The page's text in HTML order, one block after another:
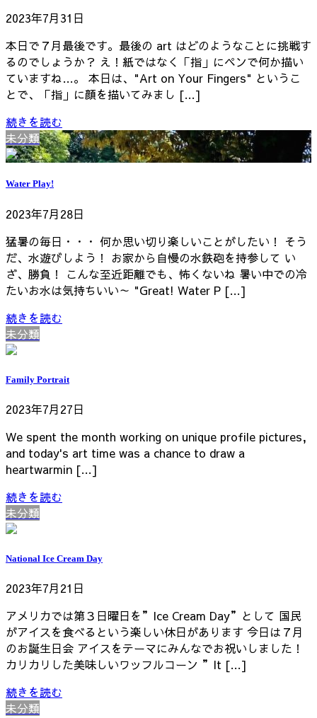
2023年7月31日
本日で７月最後です。最後の art はどのようなことに挑戦す
るのでしょうか？ え！紙ではなく「指」にペンで何か描い
ていますね…。 本日は、"Art on Your Fingers" というこ
とで、「指」に顔を描いてみまし […]
続きを読む
未分類
Water Play!
2023年7月28日
猛暑の毎日・・・ 何か思い切り楽しいことがしたい！ そう
だ、水遊びしよう！ お家から自慢の水鉄砲を持参して い
ざ、勝負！ こんな至近距離でも、怖くないね 暑い中での冷
たいお水は気持ちいい～ "Great! Water P […]
続きを読む
未分類
Family Portrait
2023年7月27日
We spent the month working on unique profile pictures,
and today's art time was a chance to draw a
heartwarmin […]
続きを読む
未分類
National Ice Cream Day
2023年7月21日
アメリカでは第３日曜日を”Ice Cream Day”として 国民
がアイスを食べるという楽しい休日があります 今日は７月
のお誕生日会 アイスをテーマにみんなでお祝いしました！
カリカリした美味しいワッフルコーン ”It […]
続きを読む
未分類